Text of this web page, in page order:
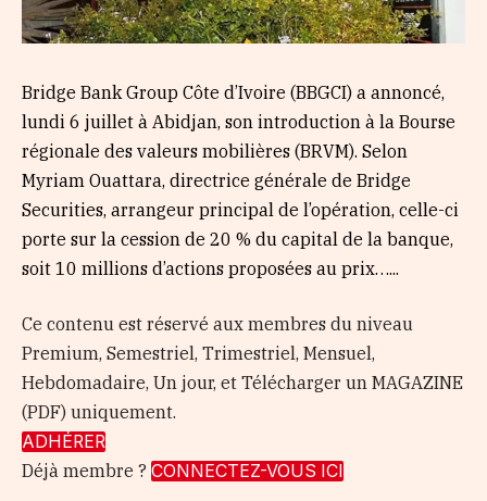
Bridge Bank Group Côte d’Ivoire (BBGCI) a annoncé,
lundi 6 juillet à Abidjan, son introduction à la Bourse
régionale des valeurs mobilières (BRVM). Selon
Myriam Ouattara, directrice générale de Bridge
Securities, arrangeur principal de l’opération, celle-ci
porte sur la cession de 20 % du capital de la banque,
soit 10 millions d’actions proposées au prix…...
Ce contenu est réservé aux membres du niveau
Premium, Semestriel, Trimestriel, Mensuel,
Hebdomadaire, Un jour, et Télécharger un MAGAZINE
(PDF) uniquement.
ADHÉRER
Déjà membre ? CONNECTEZ-VOUS ICI